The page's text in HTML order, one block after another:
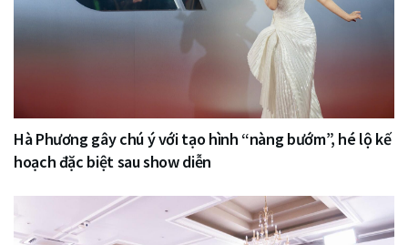
Hà Phương gây chú ý với tạo hình “nàng bướm”, hé lộ kế
hoạch đặc biệt sau show diễn